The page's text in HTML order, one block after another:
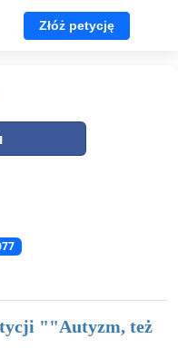
Złóż petycję
""Autyzm, też